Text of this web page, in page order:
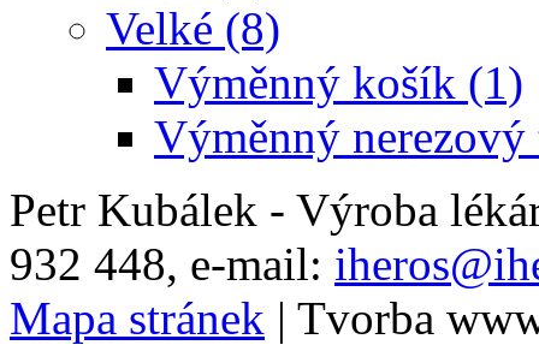
Velké (8)
Výměnný košík (1)
Výměnný nerezový
Petr Kubálek - Výroba
932 448, e-mail:
Mapa stránek | Tvorba